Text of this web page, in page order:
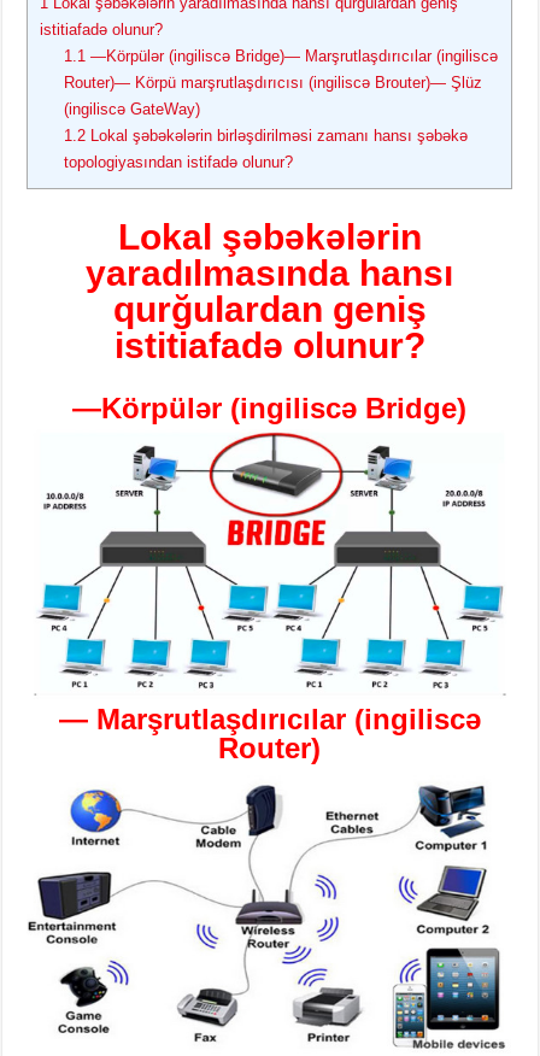
istitiafadə olunur?
1.1 —Körpülər (ingiliscə Bridge)— Marşrutlaşdırıcılar (ingiliscə
Router)— Körpü marşrutlaşdırıcısı (ingiliscə Brouter)— Şlüz
(ingiliscə GateWay)
1.2 Lokal şəbəkələrin birləşdirilməsi zamanı hansı şəbəkə
topologiyasından istifadə olunur?
Lokal şəbəkələrin
yaradılmasında hansı
qurğulardan geniş
istitiafadə olunur?
—Körpülər (ingiliscə Bridge)
— Marşrutlaşdırıcılar(ingiliscə
Router)